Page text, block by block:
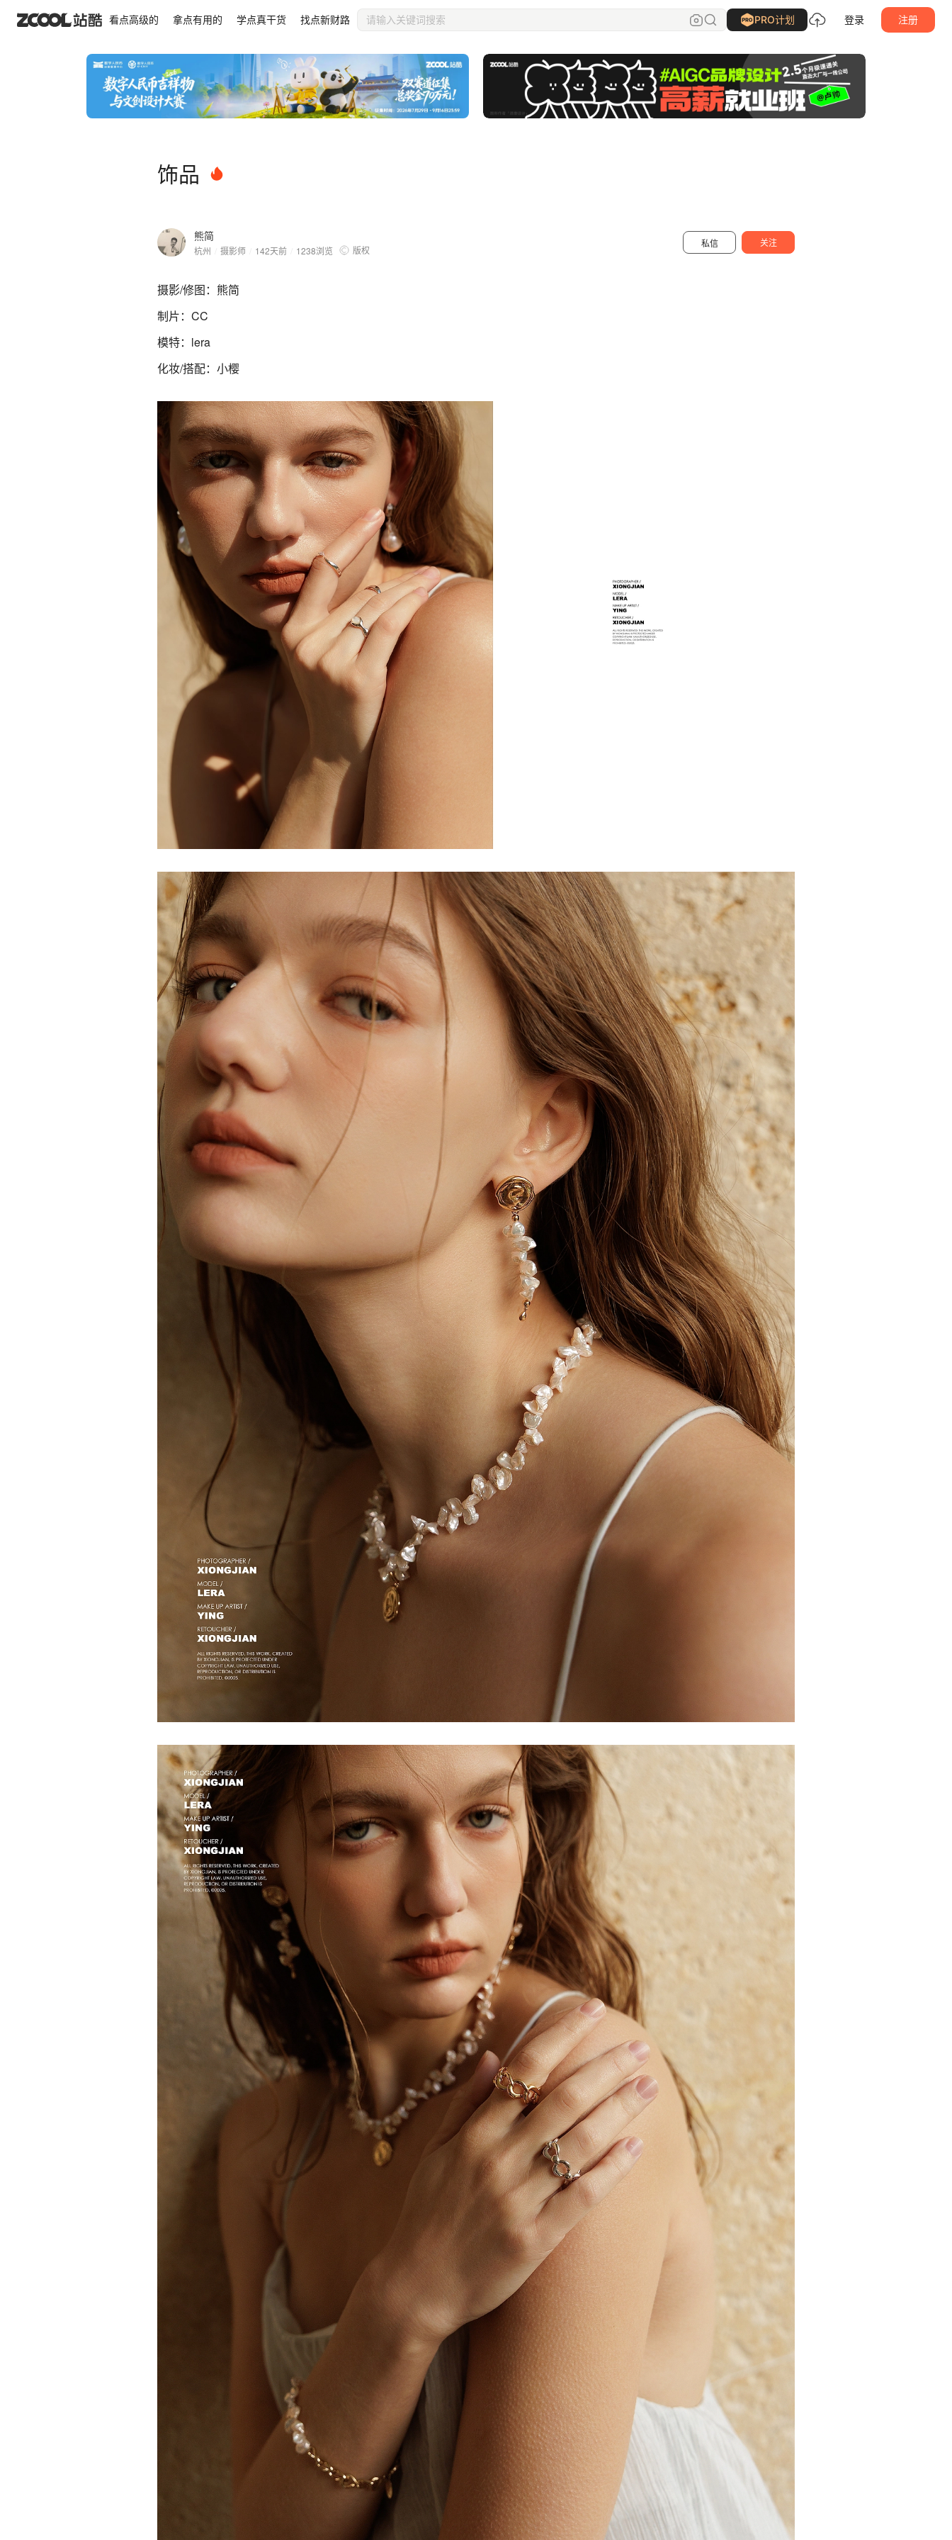
看点高级的 拿点有用的 学点真干货 找点新财路 PRO计划 登录 注册
饰品
熊简
杭州 摄影师 142天前 1238浏览 版权
私信 关注
饰品 熊简 关注
摄影/修图：熊简
制片：CC
模特：lera
化妆/搭配：小樱